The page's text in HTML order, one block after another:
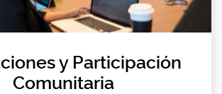
y Participación
Comunitaria